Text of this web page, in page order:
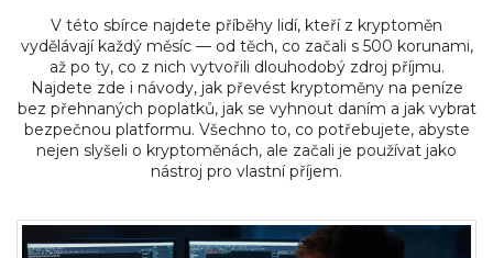
V této sbírce najdete příběhy lidí, kteří z kryptoměn
vydělávají každý měsíc — od těch, co začali s 500 korunami,
až po ty, co z nich vytvořili dlouhodobý zdroj příjmu.
Najdete zde i návody, jak převést kryptoměny na peníze
bez přehnaných poplatků, jak se vyhnout daním a jak vybrat
bezpečnou platformu. Všechno to, co potřebujete, abyste
nejen slyšeli o kryptoměnách, ale začali je používat jako
nástroj pro vlastní příjem.